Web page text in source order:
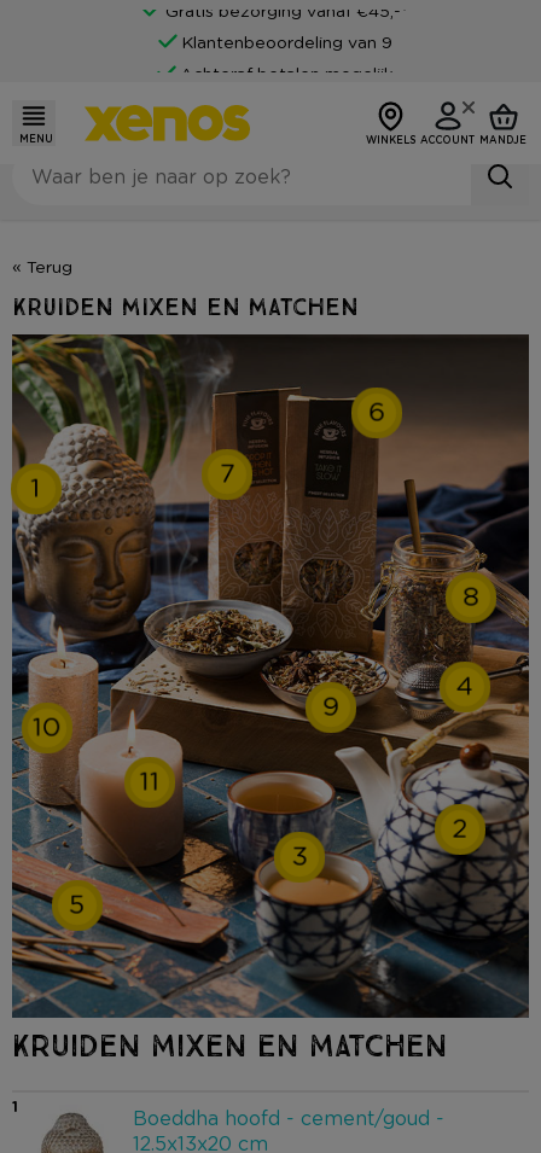
Gratis bezorging vanaf €45,-*
Klantenbeoordeling van 9
Achteraf betalen mogelijk
MENU WINKELS ACCOUNT MANDJE
« Terug
Kruiden mixen en matchen
1
2
3
4
5
6
7
8
9
10
11
KRUIDEN MIXEN EN MATCHEN
1
Boeddha hoofd - cement/goud -
12.5x13x20 cm